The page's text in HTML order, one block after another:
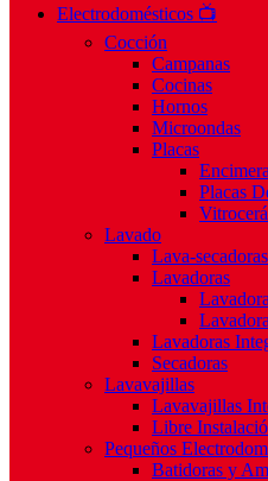
Electrodomésticos 📺
Cocción
Campanas
Cocinas
Hornos
Microondas
Placas
Placas
Lavado
Lava-secadoras
Lavadoras
Lavadoras
Secadoras
Lavavajillas
Lavavajillas
Libre
Pequeños
Batidoras y